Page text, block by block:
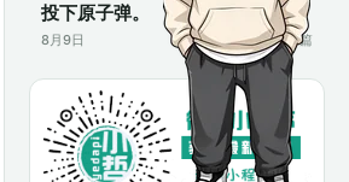
投下原子弹。
8月9日 17篇